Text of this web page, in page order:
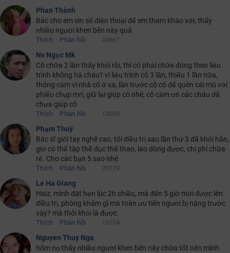
Phan Thành
Bác cho em sin số điện thoại để em tham khảo với, thấy
nhiều người khen bên này quá
Thích Phản hồi 24667
Nv Ngọc Mk
Cô chữa 2 lần thấy khỏi rồi, thì có phải chữa đúng theo liệu
trình không hả cháu? vì liệu trình cô 3 lần, thiếu 1 lần nữa,
thông cảm vì nhà cô ở xa, lần trước cô có để quên cái mũ với
phiếu chụp mri, giữ lại giúp cô nhé, cô cảm ơn các cháu đã
chưa giúp cô
Thích Phản hồi 13005
Phạm Thuý
Bác sĩ giỏi tay nghê cao, tôi điều trị sau lần thứ 3 đã khỏi hẳn,
giờ có thể tập thể dục thể thao, lao động được, chi phí chữa
rẻ. Cho các bạn 5 sao nhé
Thích Phản hồi 20139
Le Ha Giang
Haiz, mình đặt hẹn lúc 2h chiều, mà đến 5 giờ mới được lên
điều trị, phòng khám gì mà toàn ưu tiên người bị nặng trước
vậy? mà thôi khỏi là được
Thích Phản hồi 13104
Nguyen Thuy Nga
hôm nọ thấy nhiều người khen bên này chữa tốt nên mình